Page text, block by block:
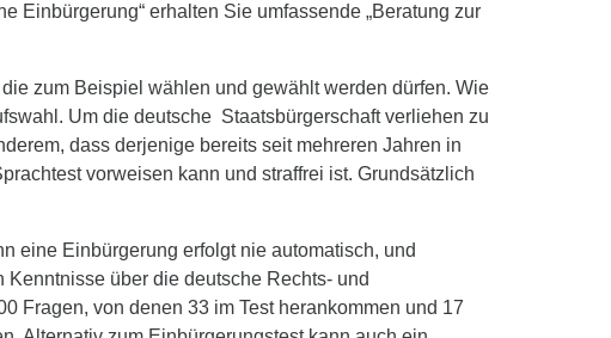
Einbürgerung“ erhalten Sie umfassende „Beratung zur
zum Beispiel wählen und gewählt werden dürfen. Wie
Um die deutsche Staatsbürgerschaft verliehen zu
dass derjenige bereits seit mehreren Jahren in
vorweisen kann und straffrei ist. Grundsätzlich
eine Einbürgerung erfolgt nie automatisch, und
über die deutsche Rechts- und
Fragen, von denen 33 im Test herankommen und 17